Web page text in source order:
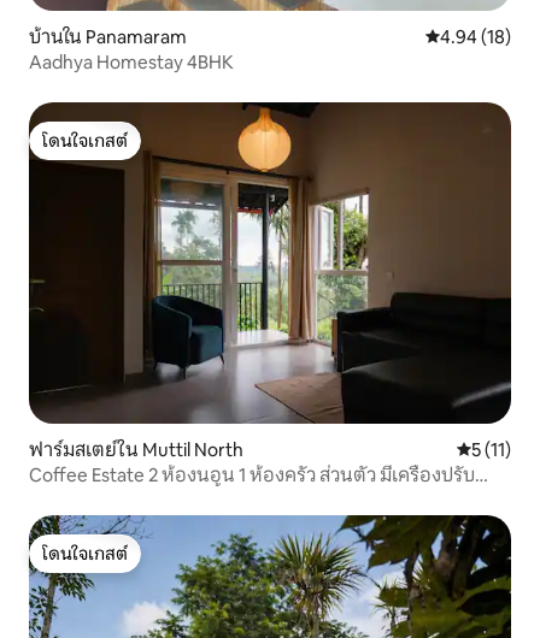
บ้านใน Panamaram คะแนนเฉลี่ย
4.94 (18)
Aadhya Homestay 4BHK
โดนใจเกสต์
โดนใจเกสต์
ฟาร์มสเตย์ใน Muttil North คะแนนเฉ
5 (11)
Coffee Estate 2 ห้องนอน 1 ห้องครัว ส่วนตัว มีเครื่องปรับ
โดนใจเกสต์
โดนใจเกสต์